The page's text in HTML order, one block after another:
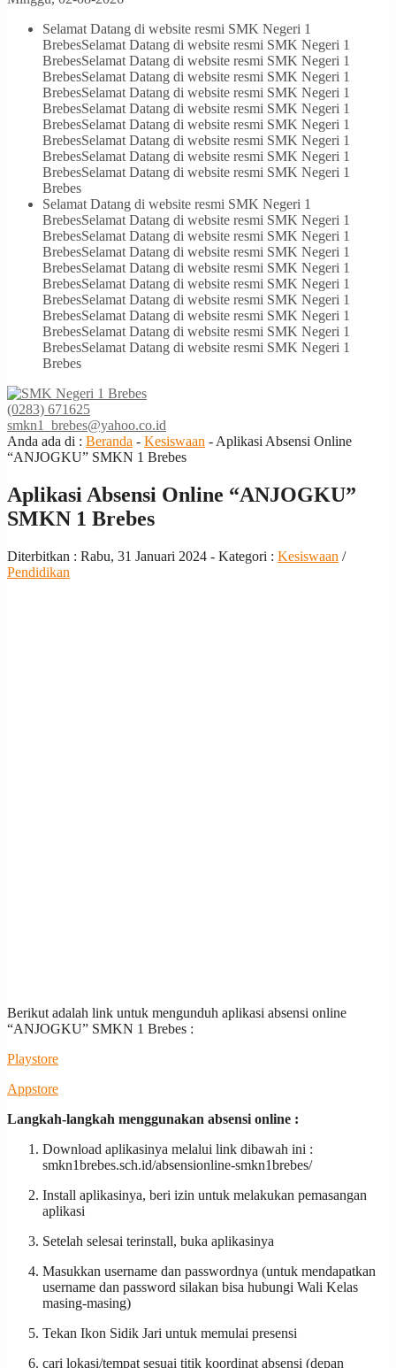
Selamat Datang di website resmi SMK Negeri 1
BrebesSelamat Datang di website resmi SMK Negeri 1
BrebesSelamat Datang di website resmi SMK Negeri 1
BrebesSelamat Datang di website resmi SMK Negeri 1
BrebesSelamat Datang di website resmi SMK Negeri 1
BrebesSelamat Datang di website resmi SMK Negeri 1
BrebesSelamat Datang di website resmi SMK Negeri 1
BrebesSelamat Datang di website resmi SMK Negeri 1
BrebesSelamat Datang di website resmi SMK Negeri 1
BrebesSelamat Datang di website resmi SMK Negeri 1
Brebes
Selamat Datang di website resmi SMK Negeri 1
BrebesSelamat Datang di website resmi SMK Negeri 1
BrebesSelamat Datang di website resmi SMK Negeri 1
BrebesSelamat Datang di website resmi SMK Negeri 1
BrebesSelamat Datang di website resmi SMK Negeri 1
BrebesSelamat Datang di website resmi SMK Negeri 1
BrebesSelamat Datang di website resmi SMK Negeri 1
BrebesSelamat Datang di website resmi SMK Negeri 1
BrebesSelamat Datang di website resmi SMK Negeri 1
BrebesSelamat Datang di website resmi SMK Negeri 1
Brebes
(0283) 671625
smkn1_brebes@yahoo.co.id
Anda ada di : Beranda - Kesiswaan - Aplikasi Absensi Online
“ANJOGKU” SMKN 1 Brebes
Aplikasi Absensi Online “ANJOGKU”
SMKN 1 Brebes
Diterbitkan : Rabu, 31 Januari 2024 - Kategori : Kesiswaan /
Pendidikan
Berikut adalah link untuk mengunduh aplikasi absensi online
“ANJOGKU” SMKN 1 Brebes :
Playstore
Appstore
Langkah-langkah menggunakan absensi online :
Download aplikasinya melalui link dibawah ini :
smkn1brebes.sch.id/absensionline-smkn1brebes/
Install aplikasinya, beri izin untuk melakukan pemasangan
aplikasi
Setelah selesai terinstall, buka aplikasinya
Masukkan username dan passwordnya (untuk mendapatkan
username dan password silakan bisa hubungi Wali Kelas
masing-masing)
Tekan Ikon Sidik Jari untuk memulai presensi
cari lokasi/tempat sesuai titik koordinat absensi (depan